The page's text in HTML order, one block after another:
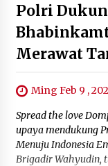
Polri
Merawat
Ming Feb 9 ,
Spread the love
upaya mendukung
Menuju Indonesia
Brigadir Wahyudin,